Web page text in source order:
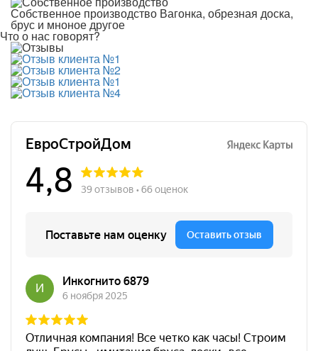
Собственное производство Вагонка, обрезная доска,
брус и мноное другое
Что о нас говорят?